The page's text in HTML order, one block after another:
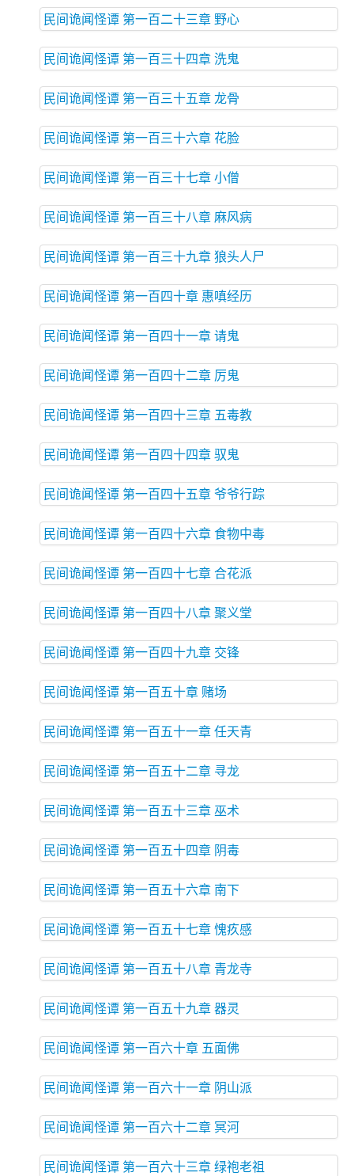
民间诡闻怪谭 第一百二十三章 野心
民间诡闻怪谭 第一百三十四章 洗鬼
民间诡闻怪谭 第一百三十五章 龙骨
民间诡闻怪谭 第一百三十六章 花脸
民间诡闻怪谭 第一百三十七章 小僧
民间诡闻怪谭 第一百三十八章 麻风病
民间诡闻怪谭 第一百三十九章 狼头人尸
民间诡闻怪谭 第一百四十章 惠嗔经历
民间诡闻怪谭 第一百四十一章 请鬼
民间诡闻怪谭 第一百四十二章 厉鬼
民间诡闻怪谭 第一百四十三章 五毒教
民间诡闻怪谭 第一百四十四章 驭鬼
民间诡闻怪谭 第一百四十五章 爷爷行踪
民间诡闻怪谭 第一百四十六章 食物中毒
民间诡闻怪谭 第一百四十七章 合花派
民间诡闻怪谭 第一百四十八章 聚义堂
民间诡闻怪谭 第一百四十九章 交锋
民间诡闻怪谭 第一百五十章 赌场
民间诡闻怪谭 第一百五十一章 任天青
民间诡闻怪谭 第一百五十二章 寻龙
民间诡闻怪谭 第一百五十三章 巫术
民间诡闻怪谭 第一百五十四章 阴毒
民间诡闻怪谭 第一百五十六章 南下
民间诡闻怪谭 第一百五十七章 愧疚感
民间诡闻怪谭 第一百五十八章 青龙寺
民间诡闻怪谭 第一百五十九章 器灵
民间诡闻怪谭 第一百六十章 五面佛
民间诡闻怪谭 第一百六十一章 阴山派
民间诡闻怪谭 第一百六十二章 冥河
民间诡闻怪谭 第一百六十三章 绿袍老祖